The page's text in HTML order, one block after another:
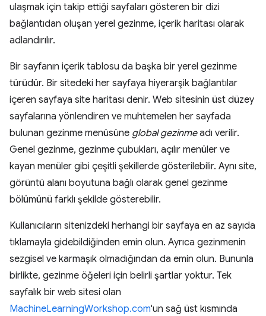
ulaşmak için takip ettiği sayfaları gösteren bir dizi
bağlantıdan oluşan yerel gezinme, içerik haritası olarak
adlandırılır.
Bir sayfanın içerik tablosu da başka bir yerel gezinme
türüdür. Bir sitedeki her sayfaya hiyerarşik bağlantılar
içeren sayfaya site haritası denir. Web sitesinin üst düzey
sayfalarına yönlendiren ve muhtemelen her sayfada
bulunan gezinme menüsüne global gezinmeadı verilir.
Genel gezinme, gezinme çubukları, açılır menüler ve
kayan menüler gibi çeşitli şekillerde gösterilebilir. Aynı site,
görüntü alanı boyutuna bağlı olarak genel gezinme
bölümünü farklı şekilde gösterebilir.
Kullanıcıların sitenizdeki herhangi bir sayfaya en az sayıda
tıklamayla gidebildiğinden emin olun. Ayrıca gezinmenin
sezgisel ve karmaşık olmadığından da emin olun. Bununla
birlikte, gezinme öğeleri için belirli şartlar yoktur. Tek
sayfalık bir web sitesi olan
MachineLearningWorkshop.com'un sağ üst kısmında